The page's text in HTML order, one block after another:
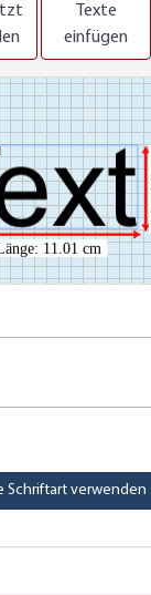
Texte
einfügen
Schriftart verwenden